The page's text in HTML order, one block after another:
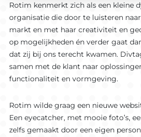
Rotim kenmerkt zich als een kleine
organisatie die door te luisteren
markt en met haar creativiteit en
op mogelijkheden én verder gaat
dat zij bij ons terecht kwamen.
samen met de klant naar
functionaliteit en vormgeving.
Rotim wilde graag een nieuwe
Een eyecatcher, met mooie foto’s,
zelfs gemaakt door een eigen